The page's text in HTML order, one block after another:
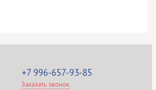
+7 996-657-93-85
Заказать звонок